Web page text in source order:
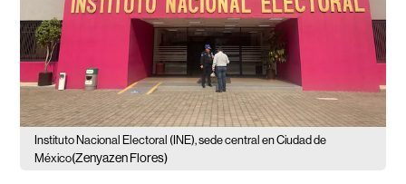
Instituto Nacional Electoral (INE), sede central en Ciudad de
México(Zenyazen Flores)